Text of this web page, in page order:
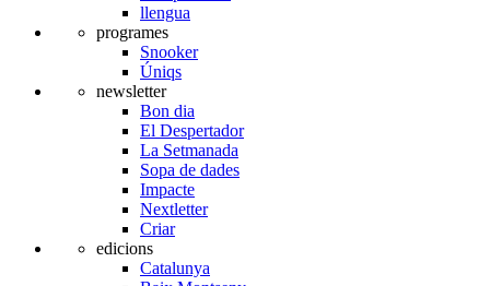
llengua
programes
Snooker
Úniqs
newsletter
Bon dia
El Despertador
La Setmanada
Sopa de dades
Impacte
Nextletter
Criar
edicions
Catalunya